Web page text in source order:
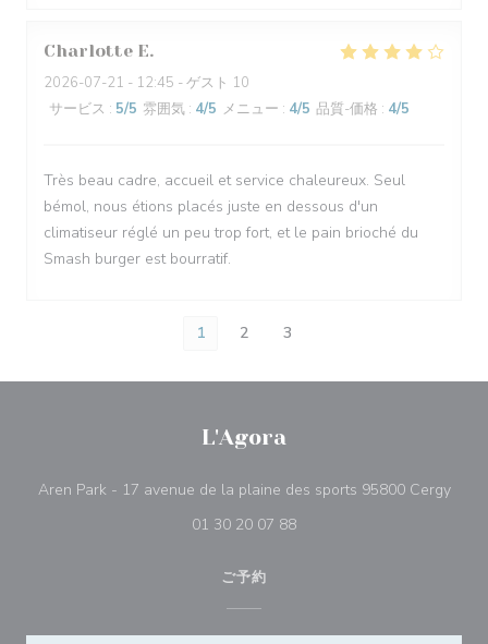
Charlotte E
2026-07-21 - 12:45 - ゲスト 10
サービス : 5/5 雰囲気 : 4/5 メニュー : 4/5 品質-価格 : 4/5
Très beau cadre, accueil et service chaleureux. Seul
bémol, nous étions placés juste en dessous d'un
climatiseur réglé un peu trop fort, et le pain brioché du
Smash burger est bourratif.
1 2 3
L'Agora
Aren Park - 17 avenue de la plaine des sports 95800 Cergy((新
01 30 20 07 88
ご予約